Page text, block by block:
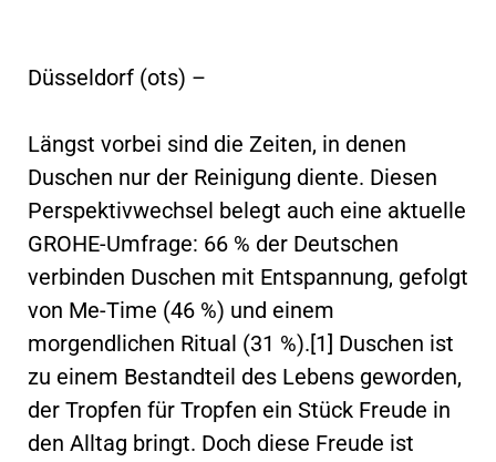
Düsseldorf (ots) –
Längst vorbei sind die Zeiten, in denen
Duschen nur der Reinigung diente. Diesen
Perspektivwechsel belegt auch eine aktuelle
GROHE-Umfrage: 66 % der Deutschen
verbinden Duschen mit Entspannung, gefolgt
von Me-Time (46 %) und einem
morgendlichen Ritual (31 %).[1] Duschen ist
zu einem Bestandteil des Lebens geworden,
der Tropfen für Tropfen ein Stück Freude in
den Alltag bringt. Doch diese Freude ist